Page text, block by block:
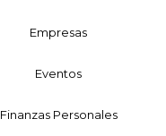
Empresas
Eventos
Finanzas Personales